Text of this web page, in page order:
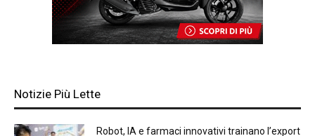
Notizie Più Lette
Robot, IA e farmaci innovativi trainano l’export